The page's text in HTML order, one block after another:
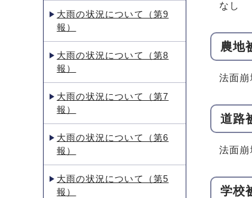
なし
農地
法面崩
道路
法面崩
学校
大雨の状況について（第9
報）
大雨の状況について（第8
報）
大雨の状況について（第7
報）
大雨の状況について（第6
報）
大雨の状況について（第5
報）